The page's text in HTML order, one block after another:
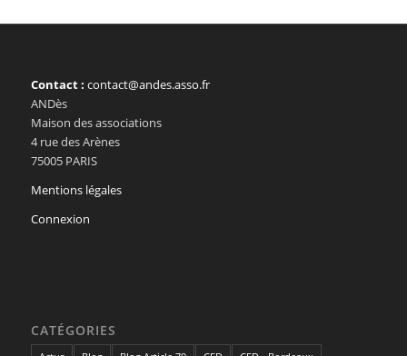
Contact : contact@andes.asso.fr
ANDès
Maison des associations
4 rue des Arènes
75005 PARIS
Mentions légales
Connexion
CATÉGORIES